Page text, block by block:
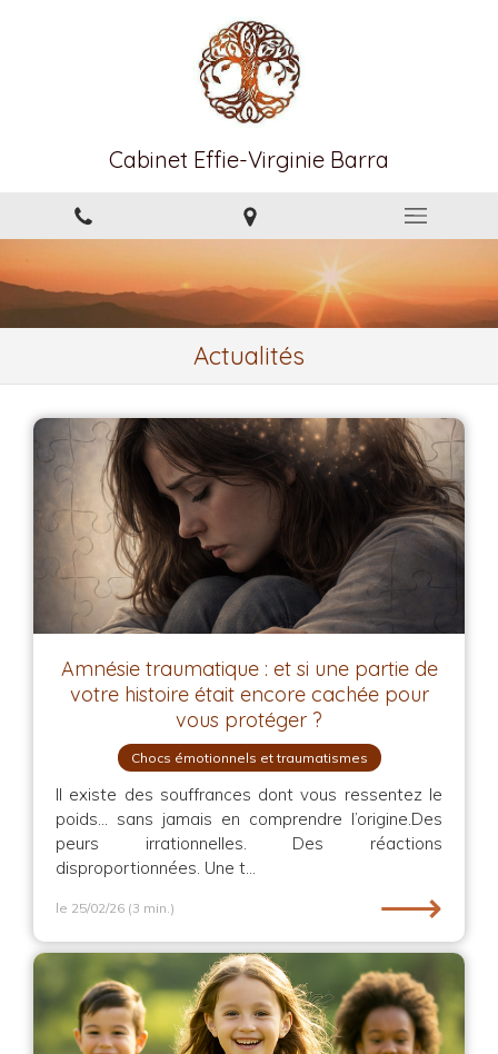
Cabinet Effie-Virginie Barra
Actualités
Amnésie traumatique : et si une partie de
votre histoire était encore cachée pour
vous protéger ?
Chocs émotionnels et traumatismes
Il existe des souffrances dont vous ressentez le
poids… sans jamais en comprendre l’origine.Des
peurs irrationnelles. Des réactions
disproportionnées. Une t...
le 25/02/26 (3 min.) ⟶